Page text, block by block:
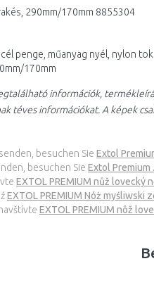
290mm/170mm 8855304
penge, műanyag nyél, nylon tok
170mm
információk,
téves információkat. A képek
besuchen Sie Extol
besuchen Sie Extol
EXTOL PREMIUM nůž lovecký
EXTOL PREMIUM Nóż
EXTOL PREMIUM nôž